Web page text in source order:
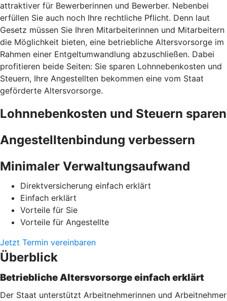
attraktiver für Bewerberinnen und Bewerber. Nebenbei
erfüllen Sie auch noch Ihre rechtliche Pflicht. Denn laut
Gesetz müssen Sie Ihren Mitarbeiterinnen und Mitarbeitern
die Möglichkeit bieten, eine betriebliche Altersvorsorge im
Rahmen einer Entgeltumwandlung abzuschließen. Dabei
profitieren beide Seiten: Sie sparen Lohnnebenkosten und
Steuern, Ihre Angestellten bekommen eine vom Staat
geförderte Altersvorsorge.
Lohnnebenkosten und Steuern sparen
Angestelltenbindung verbessern
Minimaler Verwaltungsaufwand
Direktversicherung einfach erklärt
Einfach erklärt
Vorteile für Sie
Vorteile für Angestellte
Jetzt Termin vereinbaren
Überblick
Betriebliche Altersvorsorge einfach erklärt
Der Staat unterstützt Arbeitnehmerinnen und Arbeitnehmer